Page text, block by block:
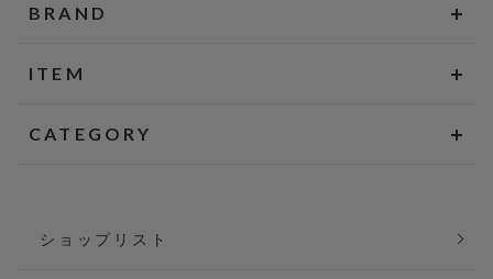
BRAND
ITEM
CATEGORY
ショップリスト